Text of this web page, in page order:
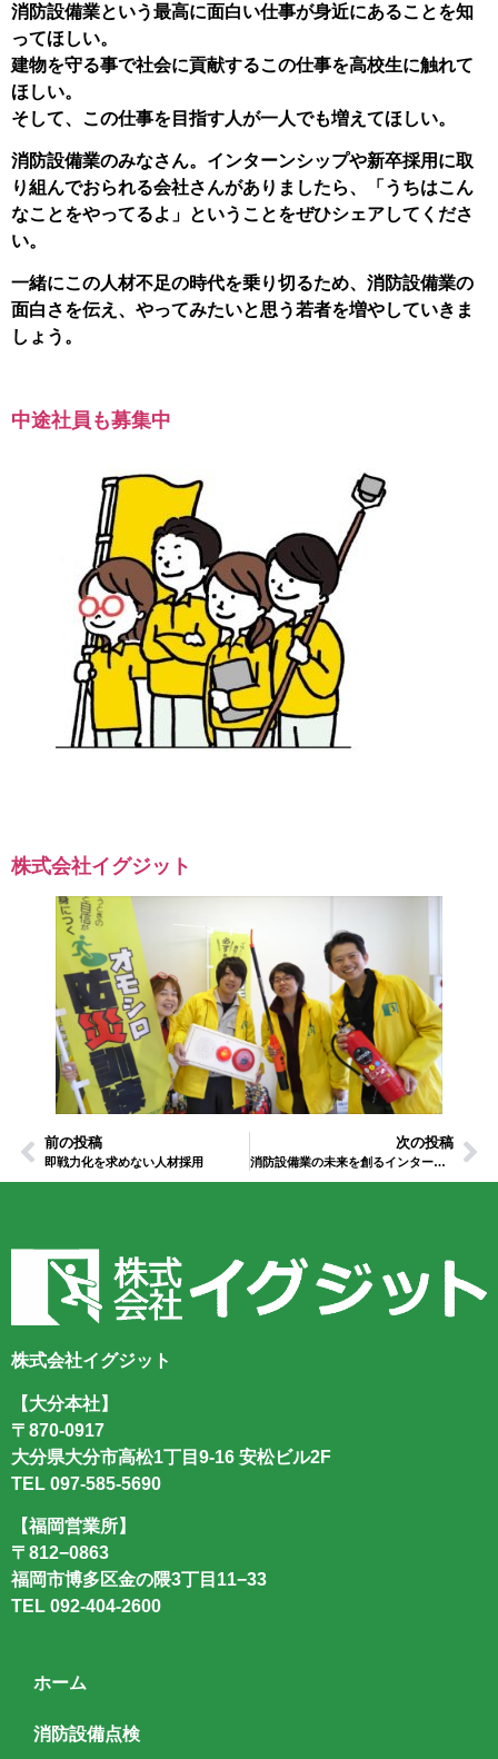
消防設備業という最高に面白い仕事が身近にあることを知
ってほしい。
建物を守る事で社会に貢献するこの仕事を高校生に触れて
ほしい。
そして、この仕事を目指す人が一人でも増えてほしい。
消防設備業のみなさん。インターンシップや新卒採用に取
り組んでおられる会社さんがありましたら、「うちはこん
なことをやってるよ」ということをぜひシェアしてくださ
い。
一緒にこの人材不足の時代を乗り切るため、消防設備業の
面白さを伝え、やってみたいと思う若者を増やしていきま
しょう。
中途社員も募集中
株式会社イグジット
前の投稿
即戦力化を求めない人材採用
次の投稿
消防設備業の未来を創るインターンシップ
株式会社イグジット
【大分本社】
〒870-0917
大分県大分市高松1丁目9-16 安松ビル2F
TEL 097-585-5690
【福岡営業所】
〒812−0863
福岡市博多区金の隈3丁目11−33
TEL 092-404-2600
ホーム
消防設備点検